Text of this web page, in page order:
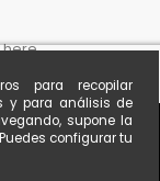
para recopilar
y para análisis de
supone la
configurar tu
here